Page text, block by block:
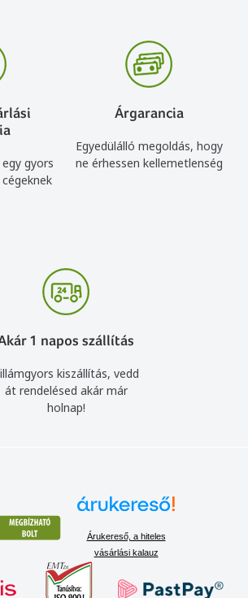
gyors
Árgarancia
Egyedülálló megoldás, hogy
ne érhessen kellemetlenség
1 napos szállítás
kiszállítás, vedd
át rendelésed akár már
holnap!
Árukereső, a hiteles
vásárlási kalauz